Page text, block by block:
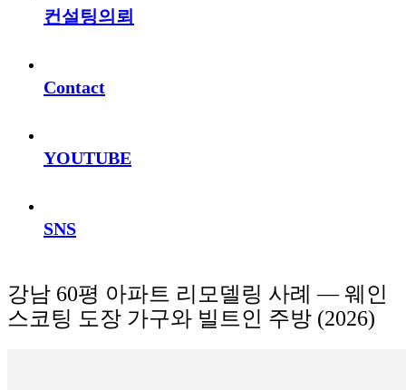
컨설팅의뢰
Contact
YOUTUBE
SNS
강남 60평 아파트 리모델링 사례 — 웨인
스코팅 도장 가구와 빌트인 주방 (2026)